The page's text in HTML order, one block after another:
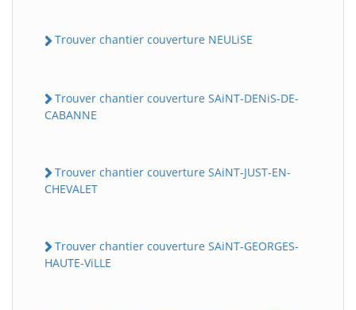
Trouver chantier couverture NEULiSE
Trouver chantier couverture SAiNT-DENiS-DE-
CABANNE
Trouver chantier couverture SAiNT-JUST-EN-
CHEVALET
Trouver chantier couverture SAiNT-GEORGES-
HAUTE-ViLLE